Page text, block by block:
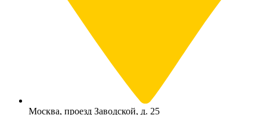
Москва, проезд Заводской, д. 25